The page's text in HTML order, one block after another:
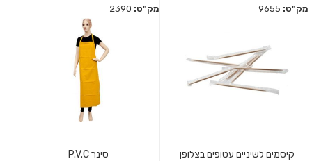
מק"ט:
קיסמים לשיניים עטופים בצלופן
מק"ט:
סינר P.V.C